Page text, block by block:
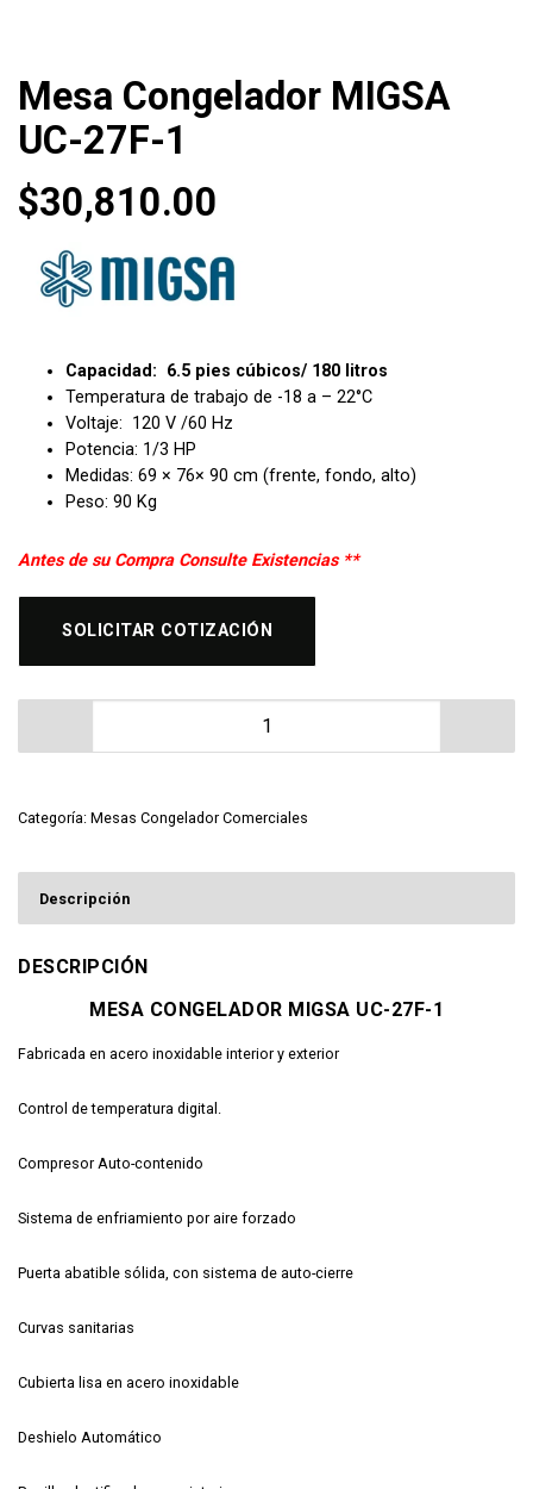
Mesa Congelador MIGSA
UC-27F-1
$30,810.00
Capacidad: 6.5 pies cúbicos/ 180 litros
Temperatura de trabajo de -18 a – 22°C
Voltaje: 120 V /60 Hz
Potencia: 1/3 HP
Medidas: 69 × 76× 90 cm (frente, fondo, alto)
Peso: 90 Kg
Antes de su Compra Consulte Existencias **
SOLICITAR COTIZACIÓN
Mesa Congelador MIGSA UC-27F-1 cantidad
Categoría: Mesas Congelador Comerciales
Descripción
DESCRIPCIÓN
MESA CONGELADOR MIGSA UC-27F-1
Fabricada en acero inoxidable interior y exterior
Control de temperatura digital.
Compresor Auto-contenido
Sistema de enfriamiento por aire forzado
Puerta abatible sólida, con sistema de auto-cierre
Curvas sanitarias
Cubierta lisa en acero inoxidable
Deshielo Automático